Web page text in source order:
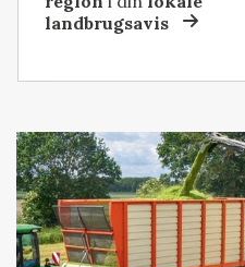
landbrugsavis